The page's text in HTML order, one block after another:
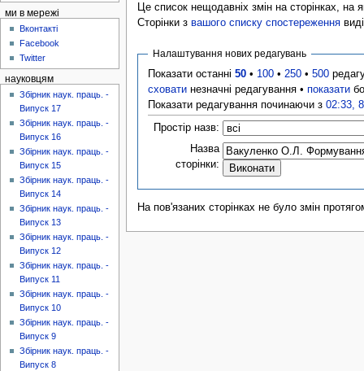
Це список нещодавніх змін на сторінках, на
Сторінки з вашого списку спостереження
Налаштування нових редагувань
Показати останні50 • 100 • 250 •500
сховати незначні редагування •показати
Показати редагування починаючи з02:33,
Простір назв:
Назва
сторінки:
На пов'язаних сторінках не було змін
ми в мережі
Вконтакті
Facebook
Twitter
науковцям
Збірник наук. праць. -
Випуск 17
Збірник наук. праць. -
Випуск 16
Збірник наук. праць. -
Випуск 15
Збірник наук. праць. -
Випуск 14
Збірник наук. праць. -
Випуск 13
Збірник наук. праць. -
Випуск 12
Збірник наук. праць. -
Випуск 11
Збірник наук. праць. -
Випуск 10
Збірник наук. праць. -
Випуск 9
Збірник наук. праць. -
Випуск 8